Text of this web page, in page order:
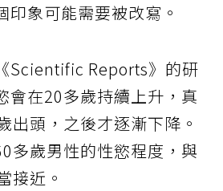
印象可能需要被改寫。
Scientific Reports》的研
會在20多歲持續上升，真
出頭，之後才逐漸下降。
多歲男性的性慾程度，與
接近。